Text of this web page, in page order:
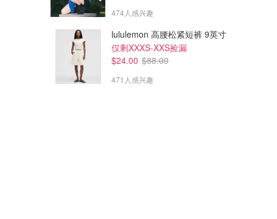
474人感兴趣
lululemon 高腰松紧短裤 9英寸
仅剩XXXS-XXS捡漏
$24.00 $88.00
471人感兴趣